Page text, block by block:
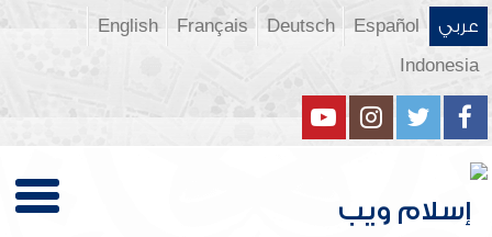
عربي Español
Deutsch
Français
English
Indonesia